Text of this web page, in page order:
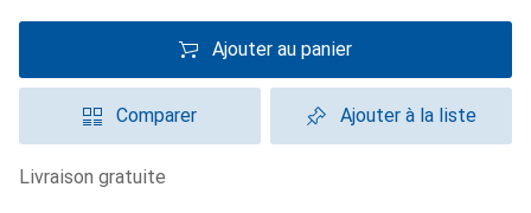
Ajouter au panier
Comparer Ajouter à la liste
livraison gratuite